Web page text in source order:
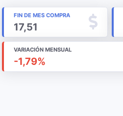
FIN DE MES COMPRA
17,51
VARIACIÓN MENSUAL
-1,79%